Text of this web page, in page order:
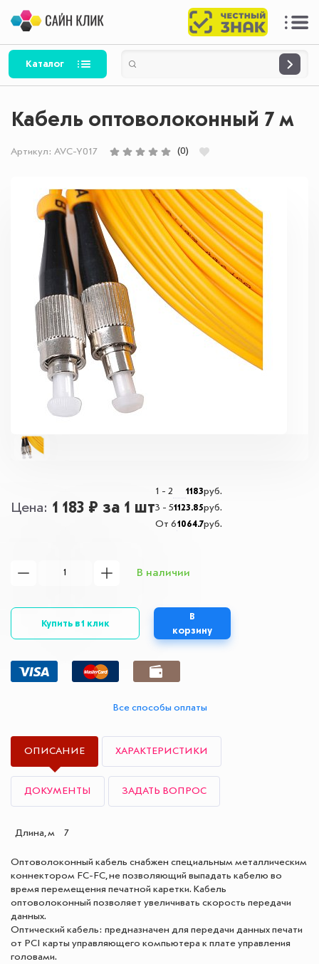
Каталог
Кабель оптоволоконный 7 м
Артикул: AVC-Y017 (0)
Цена 1 183 ₽ за 1 шт
1 - 2 1183руб.
3 - 51123.85руб.
От 61064.7руб.
В наличии
Купить в 1 клик
В
корзину
Все способы оплаты
ОПИСАНИЕ ХАРАКТЕРИСТИКИ
ДОКУМЕНТЫ ЗАДАТЬ ВОПРОС
Длина, м 7
Оптоволоконный кабель снабжен специальным металлическим
коннектором FC-FC, не позволяющий выпадать кабелю во
время перемещения печатной каретки. Кабель
оптоволоконный позволяет увеличивать скорость передачи
данных.
Оптический кабель: предназначен для передачи данных печати
от PCI карты управляющего компьютера к плате управления
головами.